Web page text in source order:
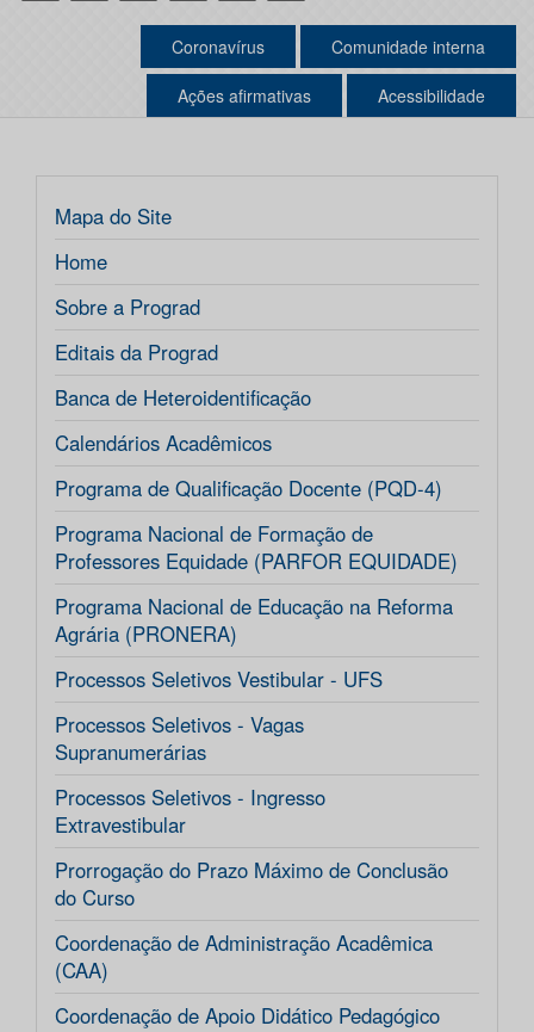
Coronavírus Comunidade interna
Ações afirmativas Acessibilidade
Mapa do Site
Home
Sobre a Prograd
Editais da Prograd
Banca de Heteroidentificação
Calendários Acadêmicos
Programa de Qualificação Docente (PQD-4)
Programa Nacional de Formação de
Professores Equidade (PARFOR EQUIDADE)
Programa Nacional de Educação na Reforma
Agrária (PRONERA)
Processos Seletivos Vestibular - UFS
Processos Seletivos - Vagas
Supranumerárias
Processos Seletivos - Ingresso
Extravestibular
Prorrogação do Prazo Máximo de Conclusão
do Curso
Coordenação de Administração Acadêmica
(CAA)
Coordenação de Apoio Didático Pedagógico